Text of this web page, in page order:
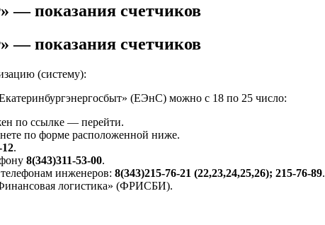
— показания счетчиков
— показания счетчиков
(систему):
(ЕЭнС) можно с 18 по 25 число:
по ссылке — перейти.
по форме расположенной ниже.
12.
8(343)311-53-00.
инженеров: 8(343)215-76-21 (22,23,24,25,26); 215-76-89.
логистика» (ФРИСБИ).